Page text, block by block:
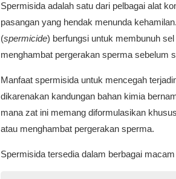
Spermisida adalah satu dari pelbagai alat
pasangan yang hendak menunda
(spermicide) berfungsi untuk membunuh
menghambat pergerakan sperma sebelum
Manfaat spermisida untuk mencegah
dikarenakan kandungan bahan kimia
mana zat ini memang diformulasikan
atau menghambat pergerakan sperma.
Spermisida tersedia dalam berbagai